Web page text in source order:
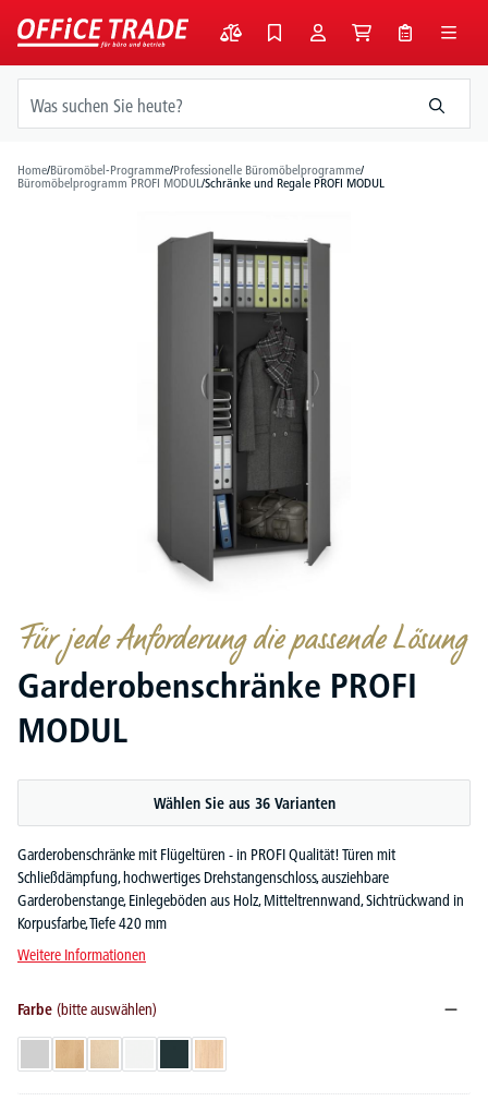
springen
Home/Büromöbel-Programme/Professionelle Büromöbelprogramme/
Büromöbelprogramm PROFI MODUL/Schränke und Regale PROFI MODUL
Für jede Anforderung die passende Lösung
Garderobenschränke PROFI
MODUL
Wählen Sie aus 36 Varianten
Garderobenschränke mit Flügeltüren - in PROFI Qualität! Türen mit
Schließdämpfung, hochwertiges Drehstangenschloss, ausziehbare
Garderobenstange, Einlegeböden aus Holz, Mitteltrennwand, Sichtrückwand in
Korpusfarbe, Tiefe 420 mm
Weitere Informationen
Farbe (bitte auswählen)